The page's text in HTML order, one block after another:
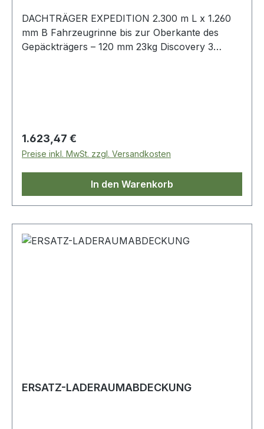
DACHTRÄGER EXPEDITION 2.300 m L x 1.260
mm B Fahrzeugrinne bis zur Oberkante des
Gepäckträgers – 120 mm 23kg Discovery 3
Regulärer Preis:
1.623,47 €
Preise inkl. MwSt. zzgl. Versandkosten
In den Warenkorb
ERSATZ-LADERAUMABDECKUNG